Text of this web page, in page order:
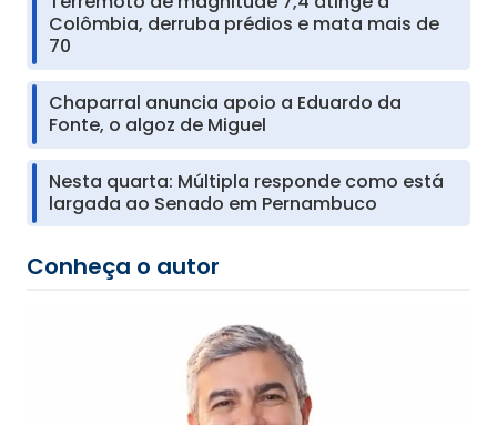
Colômbia, derruba prédios e mata mais de
70
Chaparral anuncia apoio a Eduardo da
Fonte, o algoz de Miguel
Nesta quarta: Múltipla responde como está
largada ao Senado em Pernambuco
Conheça o autor